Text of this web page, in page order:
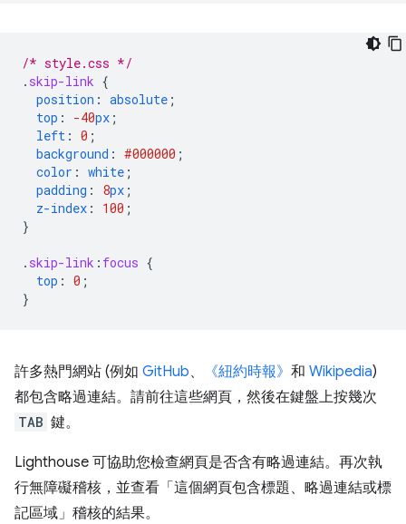
/* style.css */
. skip-link {
position : absolute ;
top : -40px ;
left : 0 ;
background : #000000 ;
color : white ;
padding : 8px ;
z-index : 100 ;
}
. skip-link : focus {
top : 0 ;
}
許多熱門網站 (例如 GitHub、 《紐約時報》 和 Wikipedia)
都包含略過連結。請前往這些網頁，然後在鍵盤上按幾次
TAB 鍵。
Lighthouse 可協助您檢查網頁是否含有略過連結。再次執
行無障礙稽核，並查看「這個網頁包含標題、略過連結或標
記區域」 稽核的結果。